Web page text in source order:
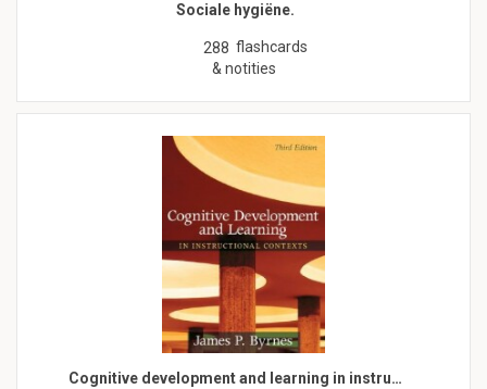
Sociale hygiëne.
288 flashcards
& notities
Cognitive development and learning in instru…